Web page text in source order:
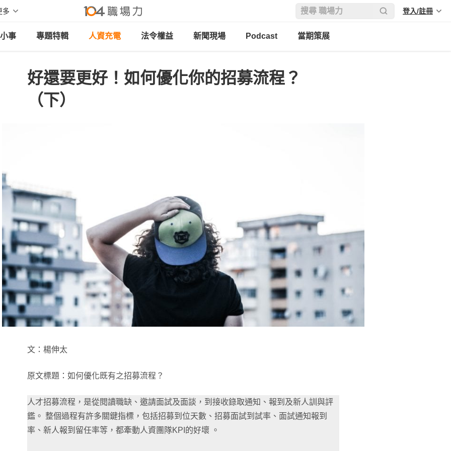
多 登入/註冊
事 專題特輯 人資充電 法令權益 新聞現場 Podcast 當期策展
好還要更好！如何優化你的招募流程？
（下）
文：楊伸太
原文標題：如何優化既有之招募流程？
人才招募流程，是從閱讀職缺、邀請面試及面談，到接收錄取通知、報到及新人訓與評
鑑。 整個過程有許多關鍵指標，包括招募到位天數、招募面試到試率、面試通知報到
率、新人報到留任率等，都牽動人資團隊KPI的好壞 。